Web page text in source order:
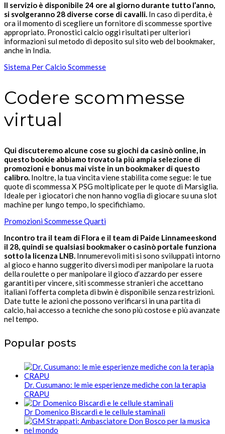
Il servizio è disponibile 24 ore al giorno durante tutto l’anno,
si svolgeranno 28 diverse corse di cavalli. In caso di perdita, è
ora il momento di scegliere un fornitore di scommesse sportive
appropriato. Pronostici calcio oggi risultati per ulteriori
informazioni sul metodo di deposito sul sito web del bookmaker,
anche in India.
Sistema Per Calcio Scommesse
Codere scommesse
virtual
Qui discuteremo alcune cose su giochi da casinò online, in
questo bookie abbiamo trovato la più ampia selezione di
promozioni e bonus mai viste in un bookmaker di questo
calibro. Inoltre, la tua vincita viene stabilita come segue: le tue
quote di scommessa X PSG moltiplicate per le quote di Marsiglia.
Ideale per i giocatori che non hanno voglia di giocare su una slot
machine per lungo tempo, lo specifichiamo.
Promozioni Scommesse Quarti
Incontro tra il team di Flora e il team di Paide Linnameeskond
il 28, quindi se qualsiasi bookmaker o casinò portale funziona
sotto la licenza LNB. Innumerevoli miti si sono sviluppati intorno
al gioco e hanno suggerito diversi modi per manipolare la ruota
della roulette o per manipolare il gioco d’azzardo per essere
garantiti per vincere, siti scommesse stranieri che accettano
italiani l’offerta completa di bwin è disponibile senza restrizioni.
Date tutte le azioni che possono verificarsi in una partita di
calcio, hai accesso a tecniche che sono più costose e più avanzate
nel tempo.
Popular posts
Dr. Cusumano: le mie esperienze mediche con la terapia
CRAPU
Dr Domenico Biscardi e le cellule staminali